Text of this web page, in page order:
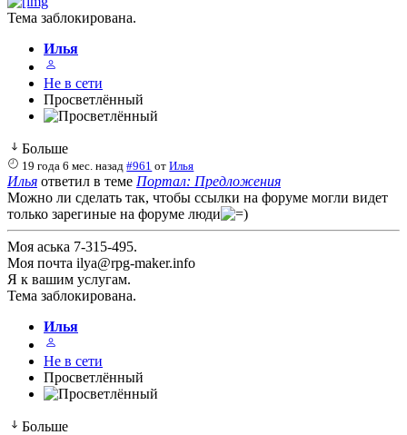
Тема заблокирована.
Илья
Не в сети
Просветлённый
Больше
19 года 6 мес. назад #961 отИлья
Илья ответил в теме Портал: Предложения
Можно ли сделать так, чтобы ссылки на форуме могли видет
только зарегиные на форуме люди
Моя аська 7-315-495.
Моя почта ilya@rpg-maker.info
Я к вашим услугам.
Тема заблокирована.
Илья
Не в сети
Просветлённый
Больше